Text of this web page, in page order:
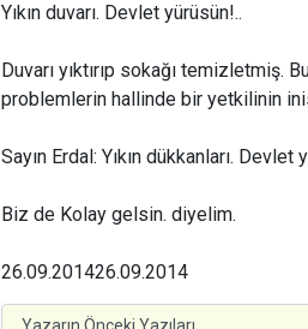
Yıkın duvarı. Devlet yürüsün!..
Duvarı yıktırıp sokağı temizletmiş.
problemlerin hallinde bir yetkilinin
Sayın Erdal: Yıkın dükkanları.
Biz de Kolay gelsin. diyelim.
26.09.2014
26.09.2014